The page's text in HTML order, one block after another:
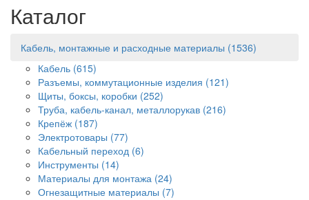
Каталог
Кабель, монтажные и расходные материалы (1536)
Кабель (615)
Разъемы, коммутационные изделия (121)
Щиты, боксы, коробки (252)
Труба, кабель-канал, металлорукав (216)
Крепёж (187)
Электротовары (77)
Кабельный переход (6)
Инструменты (14)
Материалы для монтажа (24)
Огнезащитные материалы (7)